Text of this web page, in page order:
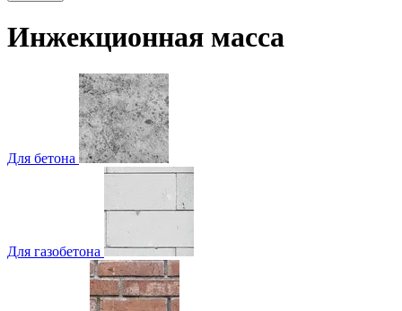
Инжекционная масса
Для бетона
Для газобетона